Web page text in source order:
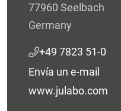
77960 Seelbach
Germany
+49 7823 51-0
Envía un e-mail
www.julabo.com